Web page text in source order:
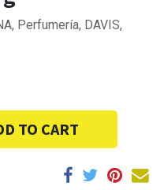
Perfumería, DAVIS,
TO CART